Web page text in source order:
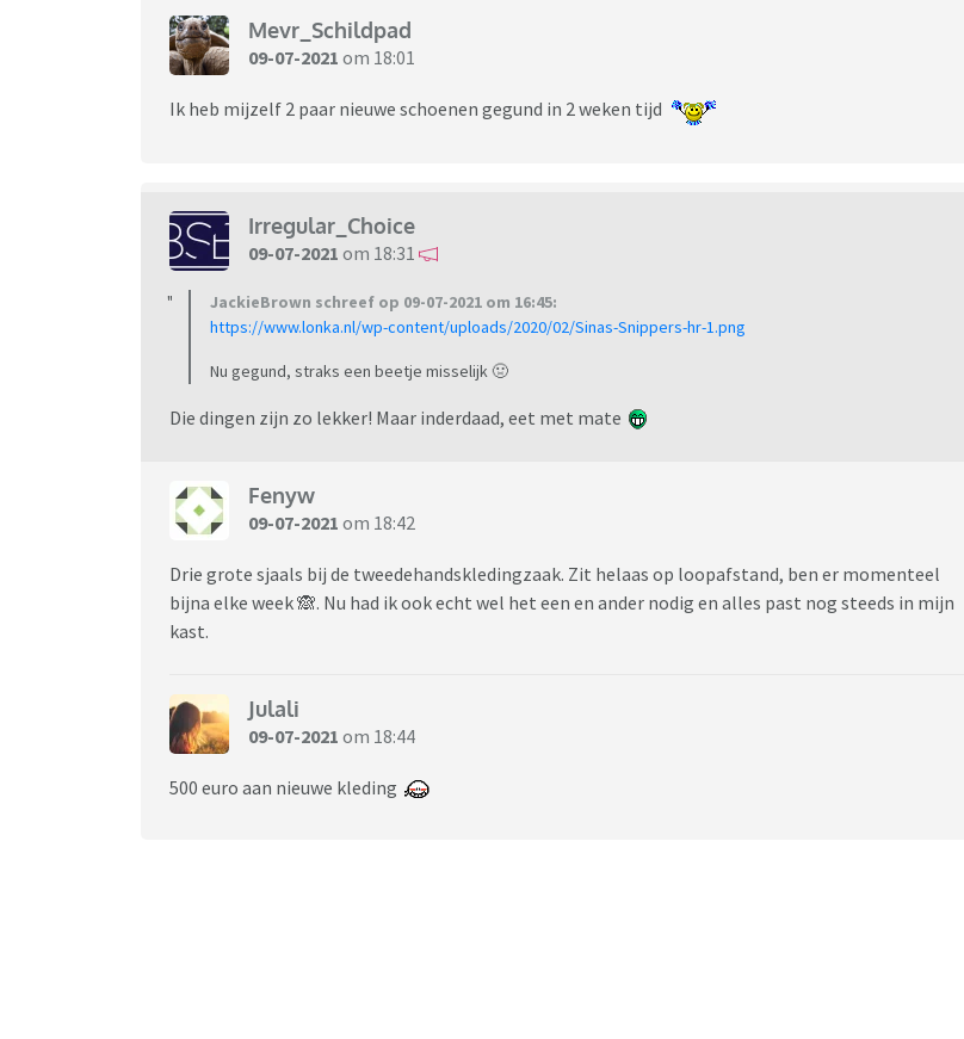
Mevr_Schildpad
09-07-2021 om 18:01
Ik heb mijzelf 2 paar nieuwe schoenen gegund in 2 weken tijd
Irregular_Choice
09-07-2021 om 18:31
JackieBrown schreef op 09-07-2021 om 16:45:
https://www.lonka.nl/wp-content/uploads/2020/02/Sinas-Snippers-hr-1.png
Nu gegund, straks een beetje misselijk 🤢
Die dingen zijn zo lekker! Maar inderdaad, eet met mate
Fenyw
09-07-2021 om 18:42
Drie grote sjaals bij de tweedehandskledingzaak. Zit helaas op loopafstand, ben er momenteel
bijna elke week 🙈. Nu had ik ook echt wel het een en ander nodig en alles past nog steeds in mijn
kast.
Julali
09-07-2021 om 18:44
500 euro aan nieuwe kleding